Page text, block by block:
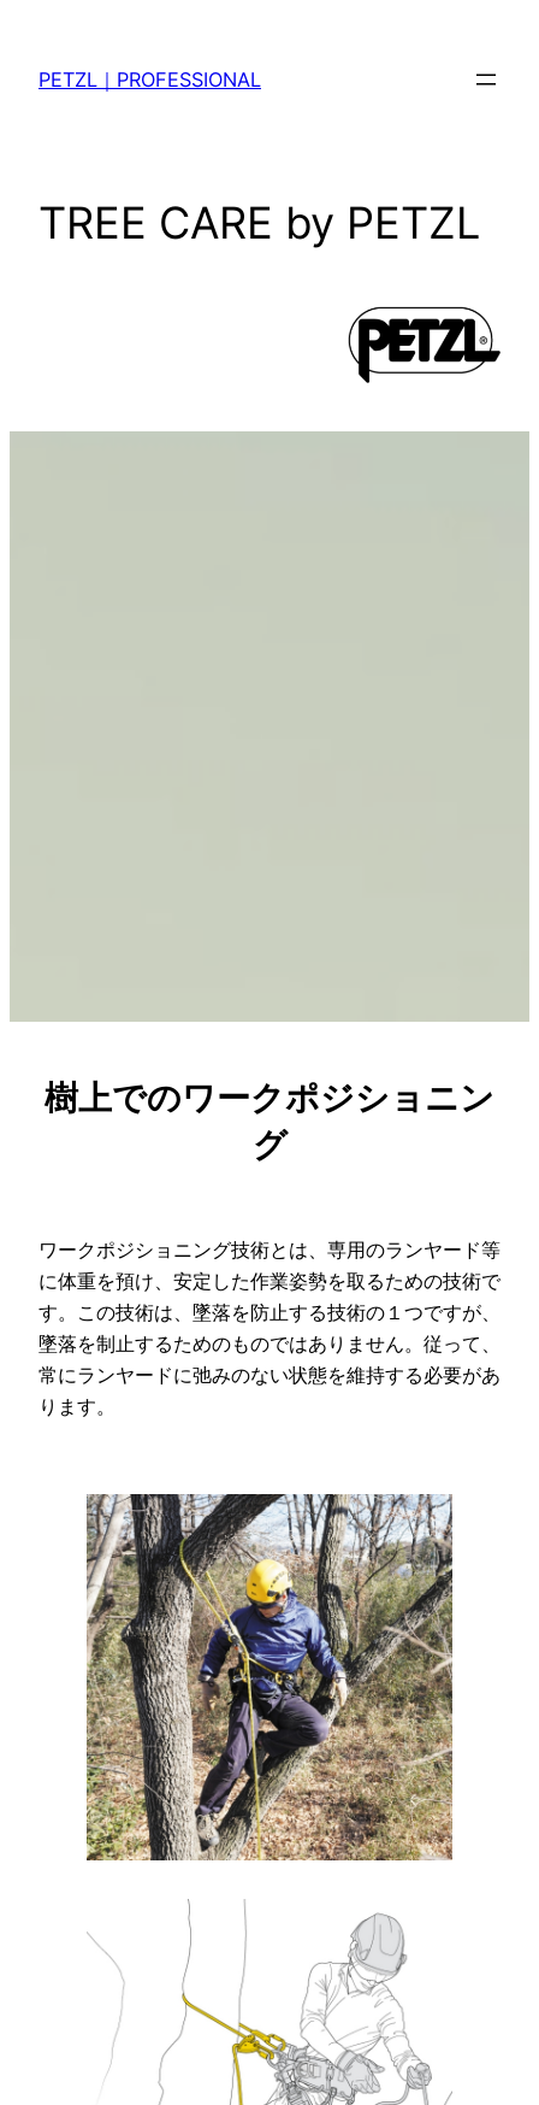
PETZL｜PROFESSIONAL
TREE CARE by PETZL
樹上でのワークポジショニン
グ
ワークポジショニング技術とは、専用のランヤード等
に体重を預け、安定した作業姿勢を取るための技術で
す。この技術は、墜落を防止する技術の１つですが、
墜落を制止するためのものではありません。従って、
常にランヤードに弛みのない状態を維持する必要があ
ります。